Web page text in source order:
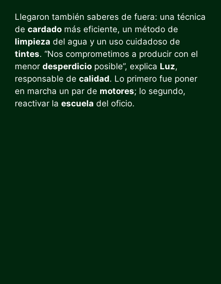
Llegaron también saberes de fuera: una técnica
de cardado más eficiente, un método de
limpieza del agua y un uso cuidadoso de
tintes. “Nos comprometimos a producir con el
menor desperdicio posible”, explica Luz,
responsable de calidad. Lo primero fue poner
en marcha un par de motores; lo segundo,
reactivar la escuela del oficio.